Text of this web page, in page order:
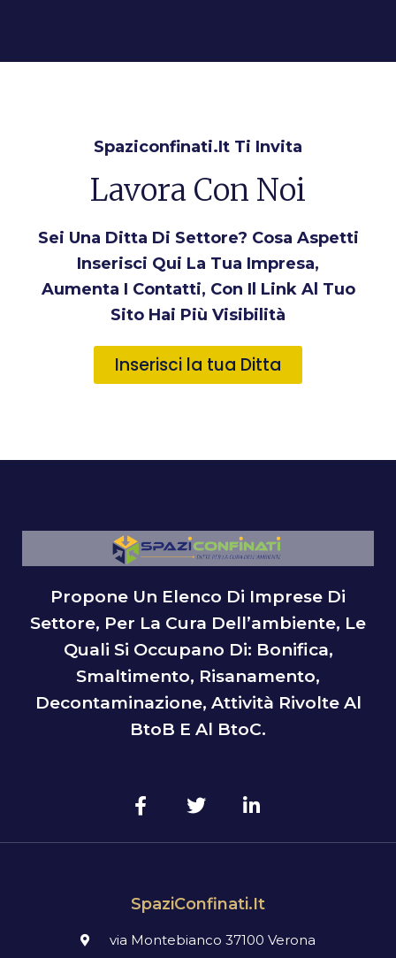
Spaziconfinati.it Ti Invita
Lavora Con Noi
Sei Una Ditta Di Settore? Cosa Aspetti
Inserisci Qui La Tua Impresa,
Aumenta I Contatti, Con Il Link Al Tuo
Sito Hai Più Visibilità
Inserisci la tua Ditta
Propone Un Elenco Di Imprese Di
Settore, Per La Cura Dell’ambiente, Le
Quali Si Occupano Di: Bonifica,
Smaltimento, Risanamento,
Decontaminazione, Attività Rivolte Al
BtoB E Al BtoC.
SpaziConfinati.it
via Montebianco 37100 Verona